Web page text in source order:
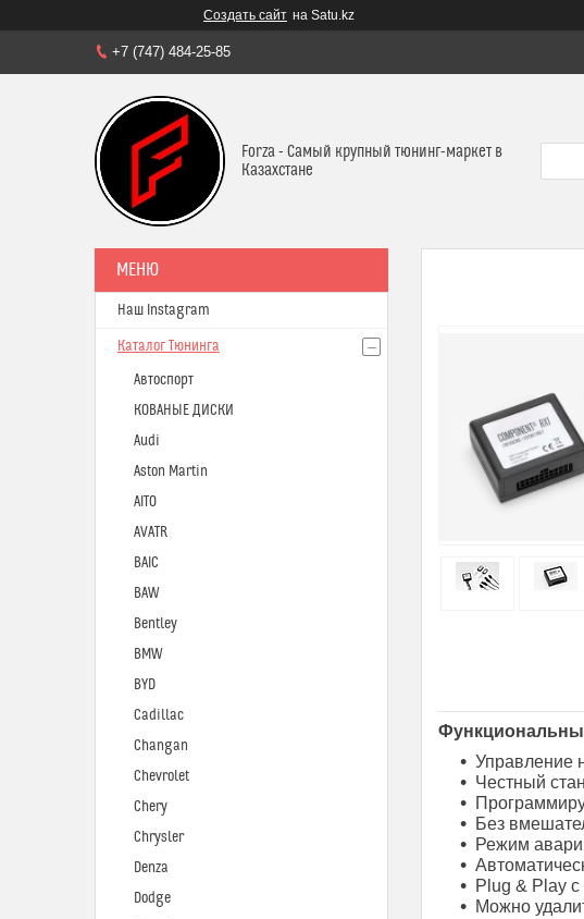
Создать сайт на Satu.kz
+7 (747) 484-25-85
Forza - Самый крупный тюнинг-маркет в
Казахстане
Управление
Честный
Без
Режим
Plug & Play
Можно
Наш Instagram
Каталог Тюнинга
Автоспорт
КОВАНЫЕ ДИСКИ
Audi
Aston Martin
AITO
AVATR
BAIC
BAW
Bentley
BMW
BYD
Cadillac
Changan
Chevrolet
Chery
Chrysler
Denza
Dodge